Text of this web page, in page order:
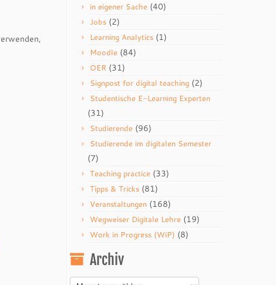
in eigener Sache (40)
Jobs (2)
Learning Analytics (1)
Moodle (84)
OER (31)
Signpost for digital teaching (2)
Studentische E-Learning Experten
(31)
Studierende (96)
Studierende im digitalen Semester
(7)
Teaching practice (33)
Tipps & Tricks (81)
Veranstaltungen (168)
Wegweiser Digitale Lehre (19)
Work in Progress (WiP) (8)
Archiv
Archiv